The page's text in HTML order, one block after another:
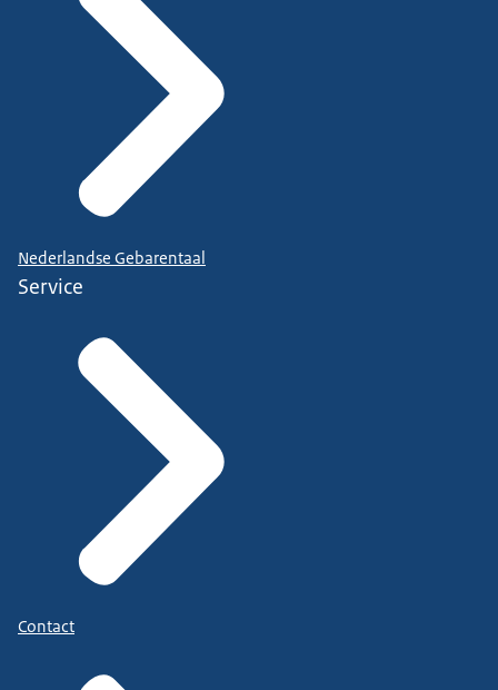
Nederlandse Gebarentaal
Service
Contact